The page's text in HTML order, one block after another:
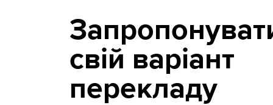
свій варіант
перекладу